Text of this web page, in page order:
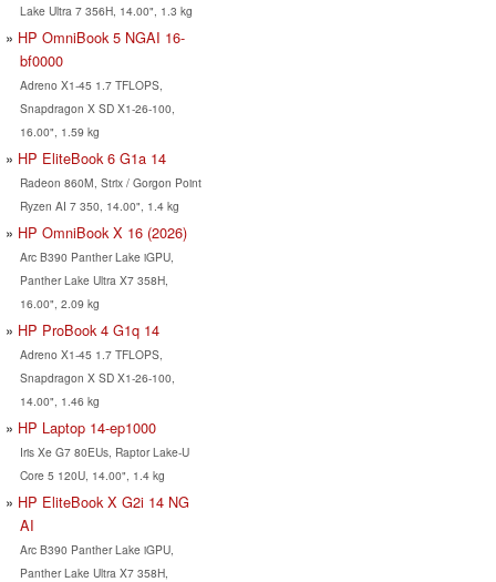
Lake Ultra 7 356H, 14.00", 1.3 kg
HP OmniBook 5 NGAI 16-
bf0000
Adreno X1-45 1.7 TFLOPS,
Snapdragon X SD X1-26-100,
16.00", 1.59 kg
HP EliteBook 6 G1a 14
Radeon 860M, Strix / Gorgon Point
Ryzen AI 7 350, 14.00", 1.4 kg
HP OmniBook X 16 (2026)
Arc B390 Panther Lake iGPU,
Panther Lake Ultra X7 358H,
16.00", 2.09 kg
HP ProBook 4 G1q 14
Adreno X1-45 1.7 TFLOPS,
Snapdragon X SD X1-26-100,
14.00", 1.46 kg
HP Laptop 14-ep1000
Iris Xe G7 80EUs, Raptor Lake-U
Core 5 120U, 14.00", 1.4 kg
HP EliteBook X G2i 14 NG
AI
Arc B390 Panther Lake iGPU,
Panther Lake Ultra X7 358H,